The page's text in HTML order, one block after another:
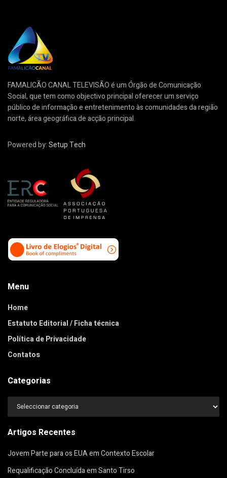
FAMALICÃO CANAL TELEVISÃO é um Órgão de Comunicação
Social, que tem como objectivo principal oferecer um serviço
público de informação e entretenimento às comunidades da região
norte, área geográfica de acção principal.
Powered by:Setup Tech
Menu
Home
Estatuto Editorial / Ficha técnica
Política de Privacidade
Contatos
Categorias
Categorias
Artigos Recentes
Jovem Parte para os EUA em Contexto Escolar
Requalificação Concluída em Santo Tirso